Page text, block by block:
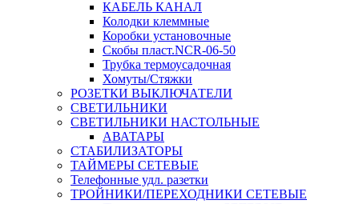
КАБЕЛЬ КАНАЛ
Колодки клеммные
Коробки установочные
Скобы пласт.NCR-06-50
Трубка термоусадочная
Хомуты/Стяжки
РОЗЕТКИ ВЫКЛЮЧАТЕЛИ
СВЕТИЛЬНИКИ
СВЕТИЛЬНИКИ НАСТОЛЬНЫЕ
АВАТАРЫ
СТАБИЛИЗАТОРЫ
ТАЙМЕРЫ СЕТЕВЫЕ
Телефонные удл. разетки
ТРОЙНИКИ/ПЕРЕХОДНИКИ СЕТЕВЫЕ